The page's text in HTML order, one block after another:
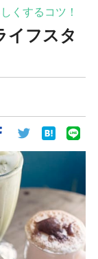
くするコツ！
イフスタ